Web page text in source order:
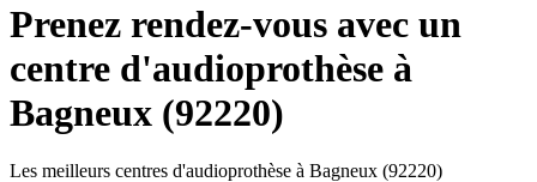
Prenez rendez-vous avec un
centre d'audioprothèse à
Bagneux (92220)
Les meilleurs centres d'audioprothèse à Bagneux (92220)